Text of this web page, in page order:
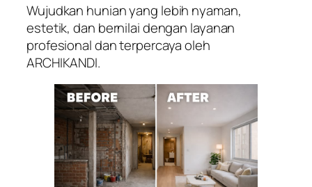
Wujudkan hunian yang lebih nyaman,
estetik, dan bernilai dengan layanan
profesional dan terpercaya oleh
ARCHIKANDI.